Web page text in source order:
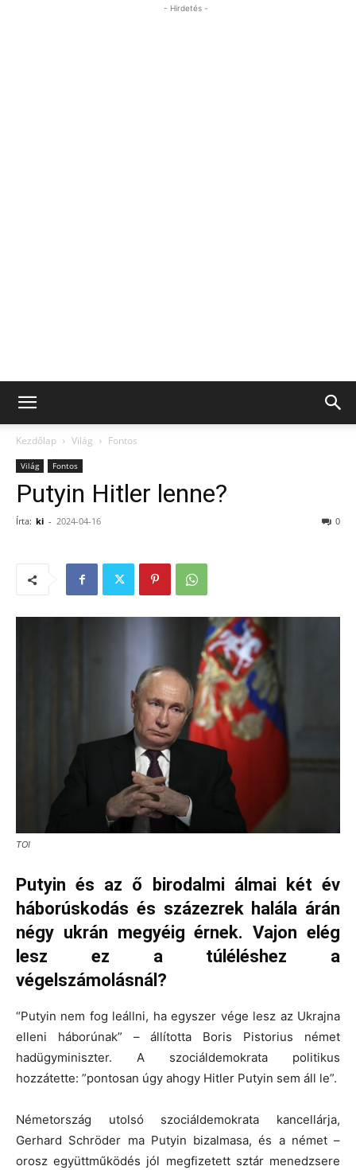
- Hirdetés -
Kezdőlap Világ Fontos
Világ Fontos
Putyin Hitler lenne?
Írta: ki - 2024-04-16 0
TOI
Putyin és az ő birodalmi álmai két év
háborúskodás és százezrek halála árán
négy ukrán megyéig érnek. Vajon elég
lesz ez a túléléshez a
végelszámolásnál?
“Putyin nem fog leállni, ha egyszer vége lesz az Ukrajna
elleni háborúnak” – állította Boris Pistorius német
hadügyminiszter. A szociáldemokrata politikus
hozzátette: ”pontosan úgy ahogy Hitler Putyin sem áll le”.
Németország utolsó szociáldemokrata kancellárja,
Gerhard Schröder ma Putyin bizalmasa, és a német –
orosz együttműködés jól megfizetett sztár menedzsere